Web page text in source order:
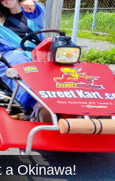
FAQ
Akihabara#1
Shibuya
Tokyo Bay
Osaka
a Okinawa!